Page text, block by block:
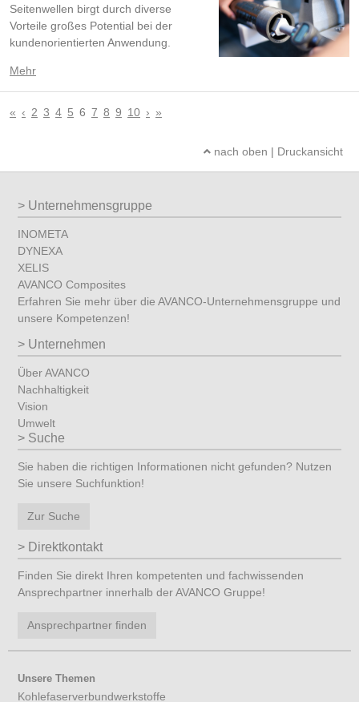
Seitenwellen birgt durch diverse
Vorteile großes Potential bei der
kundenorientierten Anwendung.
Mehr
« ‹ 2 3 4 5 6 7 8 9 10 › »
nach oben | Druckansicht
Unternehmensgruppe
INOMETA
DYNEXA
XELIS
AVANCO Composites
Erfahren Sie mehr über die AVANCO-Unternehmensgruppe und
unsere Kompetenzen!
Unternehmen
Über AVANCO
Nachhaltigkeit
Vision
Umwelt
Suche
Sie haben die richtigen Informationen nicht gefunden? Nutzen
Sie unsere Suchfunktion!
Zur Suche
Direktkontakt
Finden Sie direkt Ihren kompetenten und fachwissenden
Ansprechpartner innerhalb der AVANCO Gruppe!
Ansprechpartner finden
Unsere Themen
Kohlefaserverbundwerkstoffe